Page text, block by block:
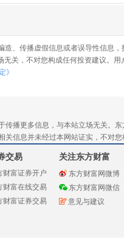
造、传播虚假信息或者误导性信息
关，不对您构成任何投资建议。
》
传播更多信息，与本站立场无关。
信息并未经过本网站证实，不对您
交易
财富证券开户
财富在线交易
财富证券交易
关注东方财富
东方财富网微博
东方财富网微信
意见与建议